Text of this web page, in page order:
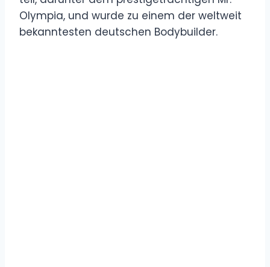
Olympia, und wurde zu einem der weltweit
bekanntesten deutschen Bodybuilder.